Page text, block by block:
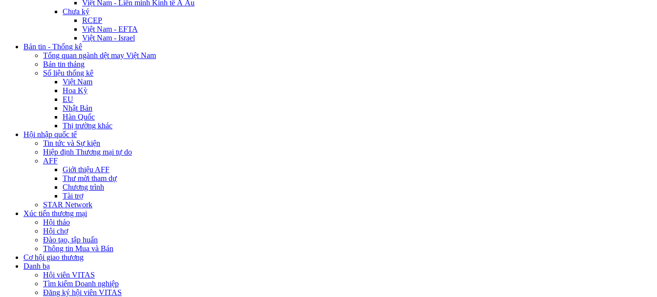
Việt Nam - Liên minh Kinh tế Á Âu
Chưa ký
RCEP
Việt Nam - EFTA
Việt Nam - Israel
Bản tin - Thống kê
Tổng quan ngành dệt may Việt Nam
Bản tin tháng
Số liệu thống kê
Việt Nam
Hoa Kỳ
EU
Nhật Bản
Hàn Quốc
Thị trường khác
Hội nhập quốc tế
Tin tức và Sự kiện
Hiệp định Thương mại tự do
AFF
Giới thiệu AFF
Thư mời tham dự
Chương trình
Tài trợ
STAR Network
Xúc tiến thương mại
Hội thảo
Hội chợ
Đào tạo, tập huấn
Thông tin Mua và Bán
Cơ hội giao thương
Danh bạ
Hội viên VITAS
Tìm kiếm Doanh nghiệp
Đăng ký hội viên VITAS